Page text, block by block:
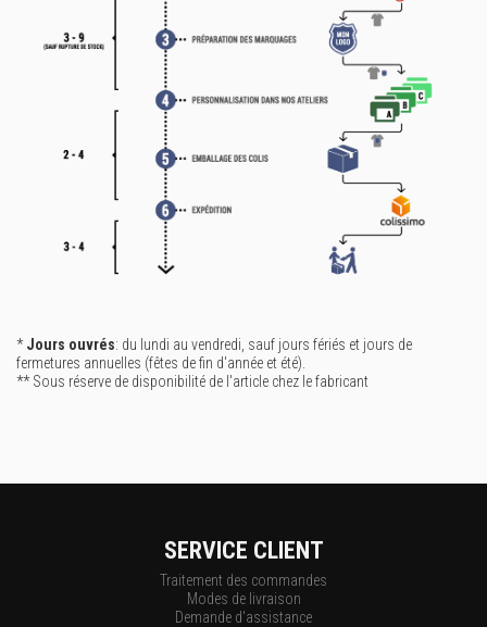
*Jours ouvrés: du lundi au vendredi, sauf jours fériés et jours de
fermetures annuelles (fêtes de fin d'année et été).
** Sous réserve de disponibilité de l'article chez le fabricant
SERVICE CLIENT
Traitement des commandes
Modes de livraison
Demande d'assistance